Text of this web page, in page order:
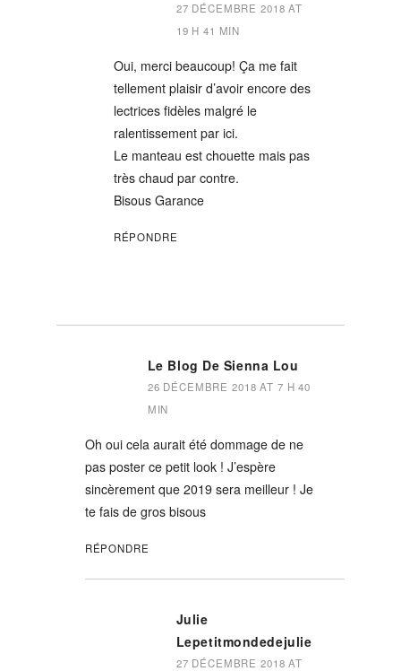
27 DÉCEMBRE 2018 AT
19 H 41 MIN
Oui, merci beaucoup! Ça me fait
tellement plaisir d’avoir encore des
lectrices fidèles malgré le
ralentissement par ici.
Le manteau est chouette mais pas
très chaud par contre.
Bisous Garance
RÉPONDRE
Le Blog De Sienna Lou
26 DÉCEMBRE 2018 AT 7 H 40
MIN
Oh oui cela aurait été dommage de ne
pas poster ce petit look ! J’espère
sincèrement que 2019 sera meilleur ! Je
te fais de gros bisous
RÉPONDRE
Julie
Lepetitmondedejulie
27 DÉCEMBRE 2018 AT